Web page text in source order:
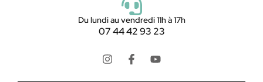
Du lundi au vendredi 11h à 17h
07 44 42 93 23